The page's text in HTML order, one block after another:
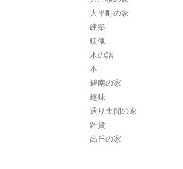
大平町の家
建築
映像
木の話
本
碧南の家
趣味
通り土間の家
雑貨
高丘の家